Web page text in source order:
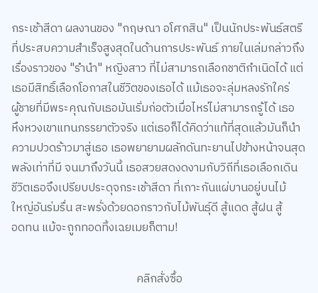
ที่ประสบความสำเร็จสูงสุดในด้านการประพันธ์ ภายในเล่มกล่าวถึง
เรื่องราวของ "รำนำ" หญิงสาว ที่ไม่สามารถเลือกชาติกำเนิดได้ แต่
เธอมีสิทธิ์เลือกโอกาสในชีวิตของเธอได้ แม้เธอจะลุ่มหลงรักใคร่
ผู้ชายที่มีพระคุณกับเธอมันเริ่มก่อตัวเมื่อไหร่ไม่สามารถรู้ได้ เธอ
หึงหวงเขาแทนภรรยาตัวจริง แต่เธอก็ได้คิดว่าแท้ที่สุดแล้วมันก็นำ
ความปวดร้าวมาสู่เธอ เธอพยายามผลักดันทะยานไปข้างหน้าจนสุด
พลังเท่าที่มี จนมาถึงวันนี้ เธอสวยสดงดงามกับวิถีที่เธอเลือกเดิน
ชีวิตเธอจึงเปรียบประดุจกระเช้าสีดา ที่เกาะกันแผ่บานอยู่บนไม้
ใหญ่อันร่มรื่น สะพรั่งด้วยดอกราวกับไม้พันธุ์ดี สู้แดด สู้ฝน สู้
อดทน แม้จะถูกทอดทิ้งเฉยเมยก็ตาม!